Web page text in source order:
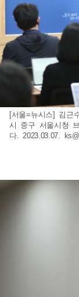
[서울=뉴시스] 김
시 중구 서울시청
다. 2023.03.07.